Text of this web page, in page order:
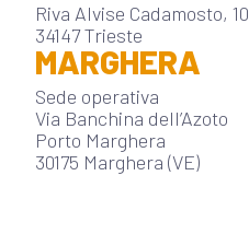
Riva Alvise Cadamosto, 10
34147 Trieste
MARGHERA
Sede operativa
Via Banchina dell’Azoto
Porto Marghera
30175 Marghera (VE)